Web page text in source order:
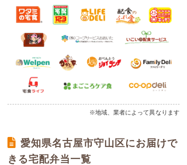
※地域、業者によって異なります
愛知県名古屋市守山区にお届けで
きる宅配弁当一覧